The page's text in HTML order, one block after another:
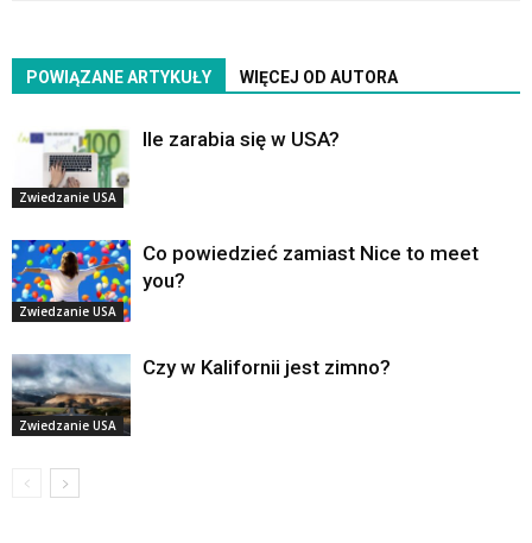
POWIĄZANE ARTYKUŁY WIĘCEJ OD AUTORA
Zwiedzanie USA
Ile zarabia się w USA?
Zwiedzanie USA
Co powiedzieć zamiast Nice to meet
you?
Zwiedzanie USA
Czy w Kalifornii jest zimno?